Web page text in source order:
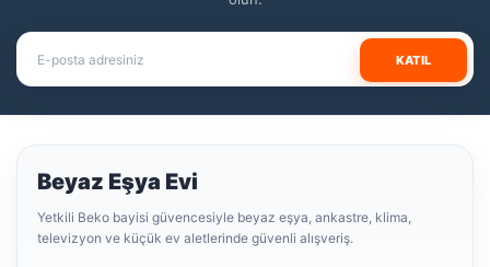
KATIL
Beyaz Eşya Evi
Yetkili Beko bayisi güvencesiyle beyaz eşya, ankastre, klima,
televizyon ve küçük ev aletlerinde güvenli alışveriş.